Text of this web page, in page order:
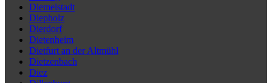
Diemelstadt
Diepholz
Dierdorf
Dietenheim
Dietfurt an der Altmühl
Dietzenbach
Diez